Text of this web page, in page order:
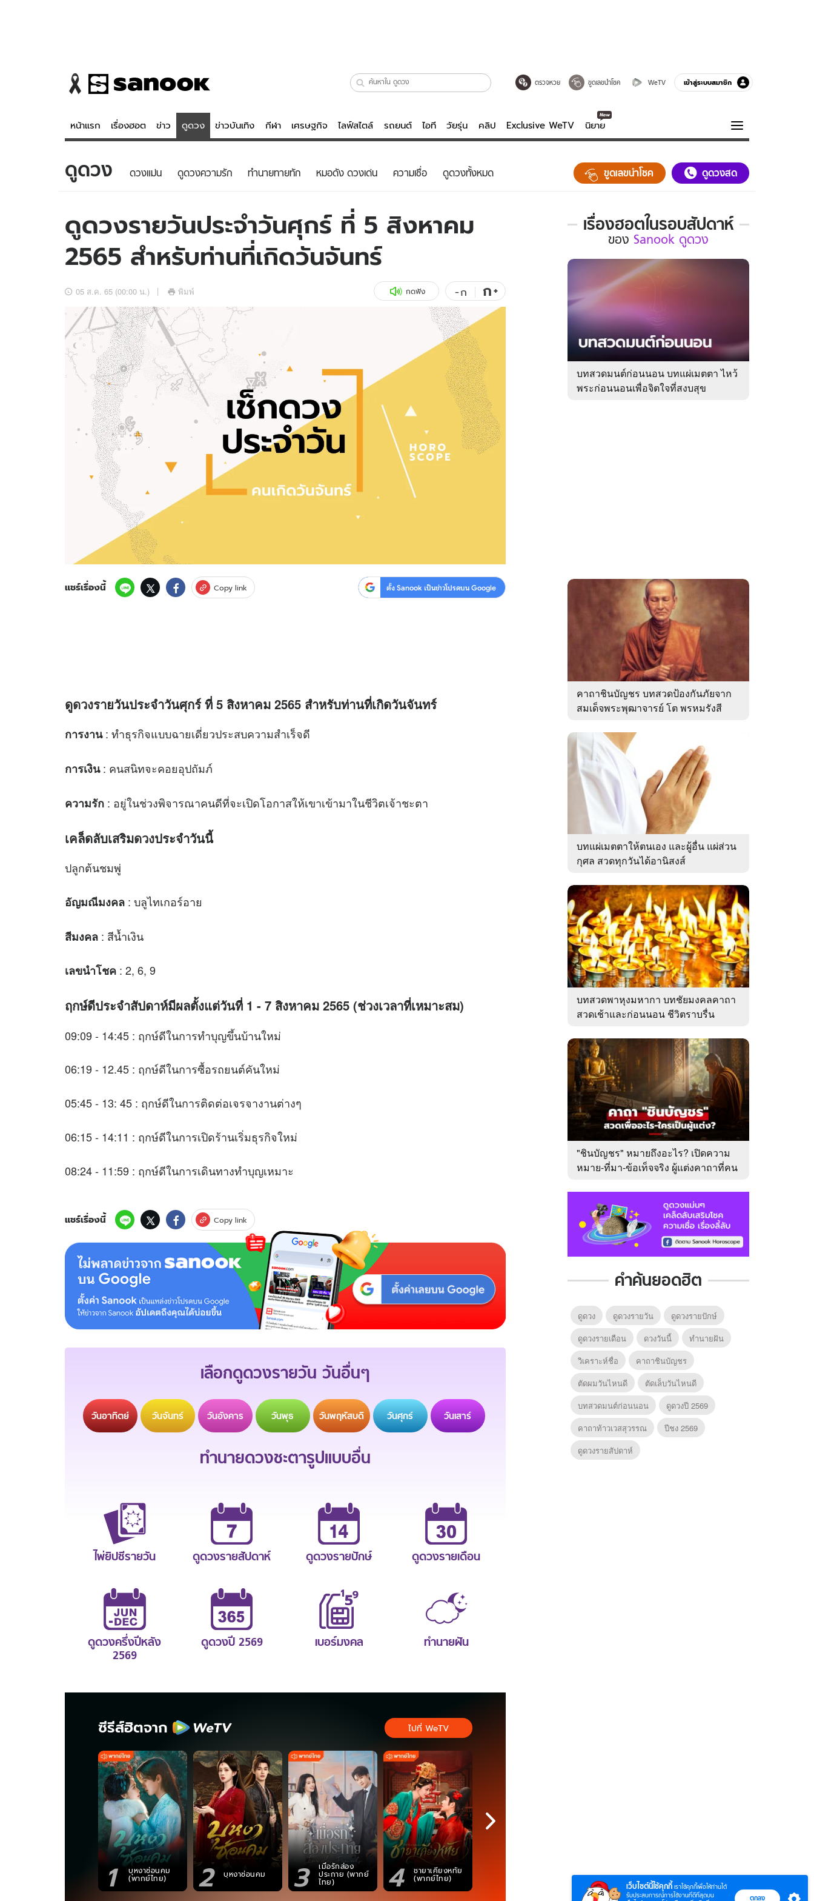
ตรวจหวย ขูดเลขนำโชค WeTV เข้าสู่ระบบสมาชิก
หน้าแรก เรื่องฮอต ข่าว ดูดวง ข่าวบันเทิง กีฬา เศรษฐกิจ ไลฟ์สไตล์ รถยนต์ ไอที วัยรุ่น คลิป Exclusive WeTV นิยาย
ข่าว
ข่าวบันเทิง
ข่าวกีฬา
ข่าวเศรษฐกิจ
อัปเดตจีน
เช็กข่าวชัวร์
ดูดวง - ตรวจหวย
สถิติหวยไทย
หวยลาว
ไลฟ์สไตล์
วัยรุ่น
ไอที
รถยนต์
สุขภาพ
Sanook Choice
ดูทีวี
WeTV
ความรู้รอบตัว
ฮาวทู
ดาวน์โหลดสนุกแอปฟรี ติดตามสนุกโซเชียลได้ที่
สงวนลิขสิทธิ์ ©2569 บริษัท อิมเมจ ฟิวเจอร์ (ประเทศไทย) จำกัด
ดูดวง ดวงแม่น ดูดวงความรัก ทํานายทายทัก หมอดัง ดวงเด่น ความเชื่อ ดูดวงทั้งหมด ขูดเลขนำโชค ดูดวงสด
ดูดวงรายวันประจำวันศุกร์ ที่ 5 สิงหาคม
2565 สำหรับท่านที่เกิดวันจันทร์
05 ส.ค. 65 (00:00 น.) พิมพ์ กดฟัง -ก ก+
แชร์เรื่องนี้ Copy link ตั้ง Sanook เป็นข่าวโปรดบน Google
ดูดวงรายวันประจำวันศุกร์ ที่ 5 สิงหาคม 2565 สำหรับท่านที่เกิดวันจันทร์
การงาน: ทำธุรกิจแบบฉายเดี่ยวประสบความสำเร็จดี
การเงิน: คนสนิทจะคอยอุปถัมภ์
ความรัก : อยู่ในช่วงพิจารณาคนดีที่จะเปิดโอกาสให้เขาเข้ามาในชีวิตเจ้าชะตา
เคล็ดลับเสริมดวงประจำวันนี้
ปลูกต้นชมพู่
อัญมณีมงคล : บลูไทเกอร์อาย
สีมงคล : สีน้ำเงิน
เลขนำโชค : 2, 6, 9
ฤกษ์ดีประจำสัปดาห์มีผลตั้งแต่วันที่ 1 - 7 สิงหาคม 2565 (ช่วงเวลาที่เหมาะสม)
09:09 - 14:45 : ฤกษ์ดีในการทำบุญขึ้นบ้านใหม่
06:19 - 12.45 : ฤกษ์ดีในการซื้อรถยนต์คันใหม่
05:45 - 13: 45 : ฤกษ์ดีในการติดต่อเจรจางานต่างๆ
06:15 - 14:11 : ฤกษ์ดีในการเปิดร้านเริ่มธุรกิจใหม่
08:24 - 11:59 : ฤกษ์ดีในการเดินทางทำบุญเหมาะ
แชร์เรื่องนี้ Copy link
เลือกดูดวงรายวัน วันอื่นๆ
วันอาทิตย์ วันจันทร์ วันอังคาร วันพุธ วันพฤหัสบดี วันศุกร์ วันเสาร์
ทำนายดวงชะตารูปแบบอื่น
ไพ่ยิปซีรายวัน ดูดวงรายสัปดาห์ ดูดวงรายปักษ์ ดูดวงรายเดือน
ดูดวงครึ่งปีหลัง
2569
ดูดวงปี 2569 เบอร์มงคล ทำนายฝัน
ซีรีส์ฮิตจาก
1 บุหงาซ่อนคม
(พากย์ไทย) 2 บุหงาซ่อนคม 3 เมื่อรักส่อง
ประกาย (พากย์
ไทย) 4 ชายาเคียงหทัย
(พากย์ไทย) 5 6 ภูตถังซาน 2
(พากย์ไทย) 7 ภูตถังซาน: สำนัก
ถังเลิศภพจบ
แดน 8
ไปที่ WeTV
เรื่องฮอตในรอบสัปดาห์
เรื่อง
ใน
รอบ
ของ
Sanook
ดูด
ของ Sanook ดูดวง
บทสวดมนต์ก่อนนอน บทแผ่เมตตา ไหว้
พระก่อนนอนเพื่อจิตใจที่สงบสุข
คาถาชินบัญชร บทสวดป้องกันภัยจาก
สมเด็จพระพุฒาจารย์ โต พรหมรังสี
บทแผ่เมตตาให้ตนเอง และผู้อื่น แผ่ส่วน
กุศล สวดทุกวันได้อานิสงส์
บทสวดพาหุงมหากา บทชัยมงคลคาถา
สวดเช้าและก่อนนอน ชีวิตราบรื่น
"ชินบัญชร" หมายถึงอะไร? เปิดความ
หมาย-ที่มา-ข้อเท็จจริง ผู้แต่งคาถาที่คน
คำค้นยอดฮิต
ดูดวง ดูดวงรายวัน
ดูดวงรายปักษ์
ดูดวงรายเดือน
ดวงวันนี้
ทํานายฝัน
วิเคราะห์ชื่อ
คาถาชินบัญชร
ตัดผมวันไหนดี
ตัดเล็บวันไหนดี
บทสวดมนต์ก่อนนอน
ดูดวงปี 2569
คาถาท้าวเวสสุวรรณ
ปีชง 2569
ดูดวงรายสัปดาห์
เว็บไซต์นี้ใช้คุกกี้ เราใช้คุกกี้เพื่อให้ท่านได้
รับประสบการณ์การใช้งานที่ดีที่สุดบน
ตกลง